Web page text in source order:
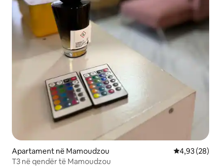
Apartament në Mamoudzou Vlerësimi
4,93 (28)
T3 në qendër të Mamoudzou